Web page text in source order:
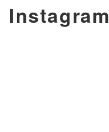
Instagram